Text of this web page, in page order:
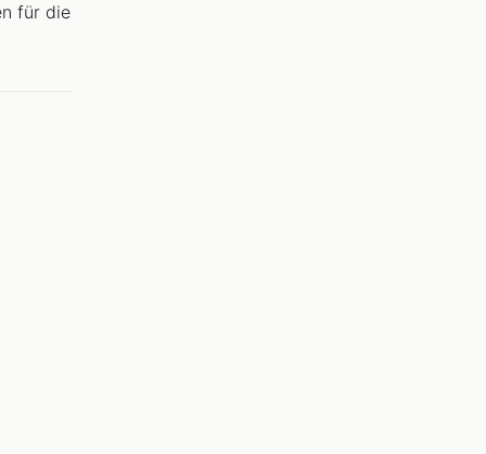
für die